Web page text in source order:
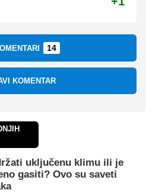
14
KOMENTAR
uključenu klimu ili je
gasiti? Ovo su saveti